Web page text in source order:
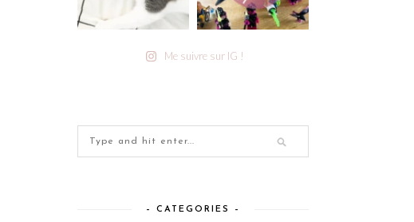
Me suivre sur IG !
– CATEGORIES –